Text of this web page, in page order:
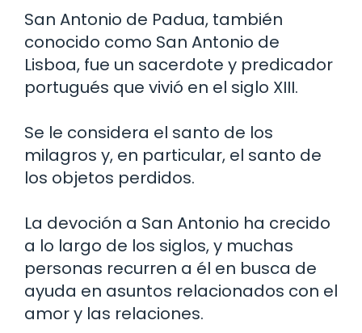
San Antonio de Padua, también
conocido como San Antonio de
Lisboa, fue un sacerdote y predicador
portugués que vivió en el siglo XIII.
Se le considera el santo de los
milagros y, en particular, el santo de
los objetos perdidos.
La devoción a San Antonio ha crecido
a lo largo de los siglos, y muchas
personas recurren a él en busca de
ayuda en asuntos relacionados con el
amor y las relaciones.